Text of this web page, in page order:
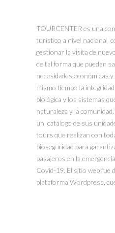
TOURCENTER es una
turístico a nivel nacional
gestionar la visita de
de tal forma que puedan
necesidades económicas
mismo tiempo la
biológica y los sistemas
naturaleza y la
un catálogo de sus
tours que realizan con
bioseguridad para
pasajeros en la
Covid-19. El sitio web fue
plataforma Wordpress,